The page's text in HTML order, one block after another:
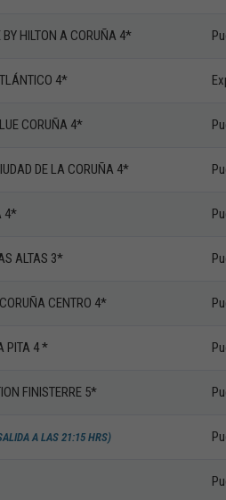
BY HILTON A CORUÑA 4*
4*
CORUÑA 4*
DE LA CORUÑA 4*
4*
ALTAS 3*
CENTRO 4*
PITA 4 *
FINISTERRE 5*
A LAS 21:15 HRS)